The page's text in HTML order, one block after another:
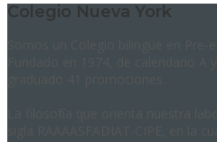
Colegio Nueva York